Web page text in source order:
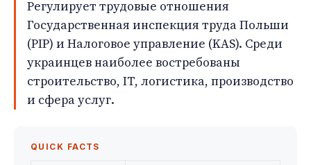
Регулирует трудовые отношения
Государственная инспекция труда Польши
(PIP) и Налоговое управление (KAS). Среди
украинцев наиболее востребованы
строительство, IT, логистика, производство
и сфера услуг.
QUICK FACTS